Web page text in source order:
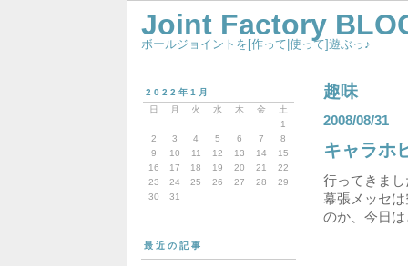
Joint Factory
ボールジョイントを[作って|使って]遊ぶっ♪
2022年1月
日
月 火 水 木 金
土
1
2
3 4 5 6 7
8
9
10 11 12 13 14
15
16
17 18 19 20 21
22
23
24 25 26 27 28
29
30
31
最近の記事
趣味
2008/08/31
キャラホ
行ってきま
幕張メッセ
のか、今日